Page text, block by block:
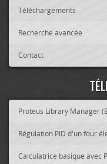
Téléchargements
Recherche avancée
Contact
Proteus Library Manager
Régulation PID d'un four
Calculatrice basique avec